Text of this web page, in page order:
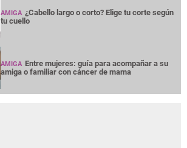
AMIGA ¿Cabello largo o corto? Elige tu corte según
tu cuello
AMIGA Entre mujeres: guía para acompañar a su
amiga o familiar con cáncer de mama